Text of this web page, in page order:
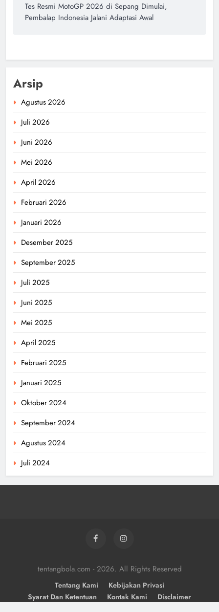
Tes Resmi MotoGP 2026 di Sepang Dimulai,
Pembalap Indonesia Jalani Adaptasi Awal
Arsip
Agustus 2026
Juli 2026
Juni 2026
Mei 2026
April 2026
Februari 2026
Januari 2026
Desember 2025
September 2025
Juli 2025
Juni 2025
Mei 2025
April 2025
Februari 2025
Januari 2025
Oktober 2024
September 2024
Agustus 2024
Juli 2024
tentangbola.com - 2026. All Rights Reserved
Tentang Kami
Kebijakan Privasi
Syarat Dan Ketentuan
Kontak Kami Disclaimer